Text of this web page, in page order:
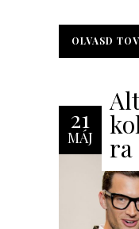
OLVASD
OLVASD
21
MÁJ ra